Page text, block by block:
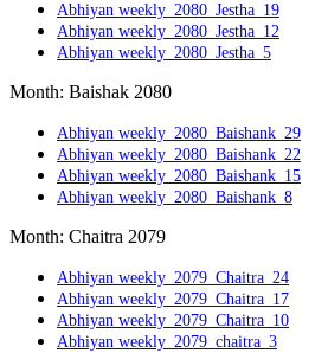
Abhiyan weekly_2080_Jestha_19
Abhiyan weekly_2080_Jestha_12
Abhiyan weekly_2080_Jestha_5
Month: Baishak 2080
Abhiyan weekly_2080_Baishank_29
Abhiyan weekly_2080_Baishank_22
Abhiyan weekly_2080_Baishank_15
Abhiyan weekly_2080_Baishank_8
Month: Chaitra 2079
Abhiyan weekly_2079_Chaitra_24
Abhiyan weekly_2079_Chaitra_17
Abhiyan weekly_2079_Chaitra_10
Abhiyan weekly_2079_chaitra_3